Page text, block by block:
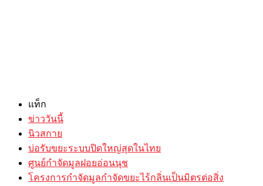
แท็ก
ข่าววันนี้
นิวสกาย
บ่อรับขยะระบบปิดใหญ่สุดในไทย
ศูนย์กำจัดมูลฝอยอ่อนนุช
โครงการกำจัดมูลกำจัดขยะไร้กลิ่นเป็นมิตรต่อสิ่ง